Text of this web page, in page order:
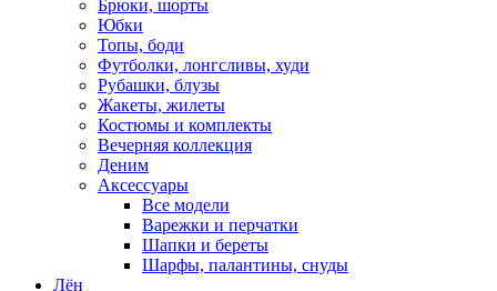
Брюки, шорты
Юбки
Топы, боди
Футболки, лонгсливы, худи
Рубашки, блузы
Жакеты, жилеты
Костюмы и комплекты
Вечерняя коллекция
Деним
Аксессуары
Все модели
Варежки и перчатки
Шапки и береты
Шарфы, палантины, снуды
Лён